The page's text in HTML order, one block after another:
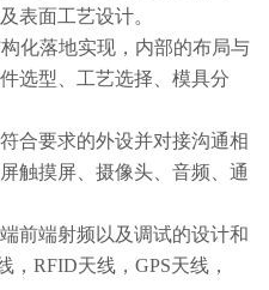
表面工艺设计。
化落地实现，内部的布局与
选型、工艺选择、模具分
合要求的外设并对接沟通相
触摸屏、摄像头、音频、通
前端射频以及调试的设计和
，RFID天线，GPS天线，